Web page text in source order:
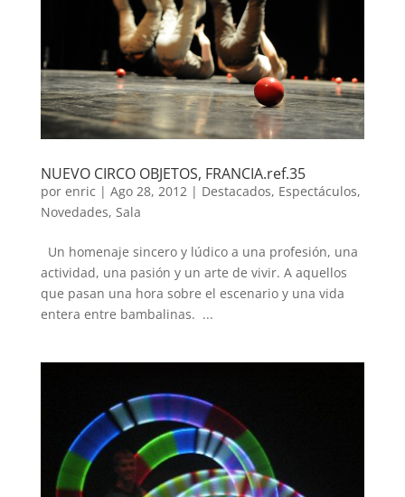
NUEVO CIRCO OBJETOS, FRANCIA.ref.35
por enric | Ago 28, 2012| Destacados, Espectáculos,
Novedades, Sala
Un homenaje sincero y lúdico a una profesión, una
actividad, una pasión y un arte de vivir. A aquellos
que pasan una hora sobre el escenario y una vida
entera entre bambalinas. ...